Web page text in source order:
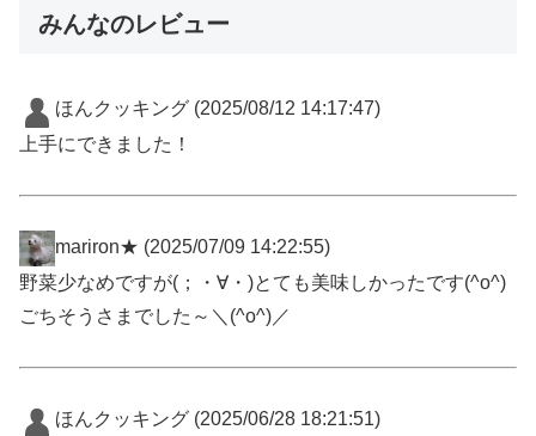
みんなのレビュー
ほんクッキング (2025/08/12 14:17:47)
上手にできました！
mariron★ (2025/07/09 14:22:55)
野菜少なめですが(；・∀・)とても美味しかったです(^o^)
ごちそうさまでした～＼(^o^)／
ほんクッキング (2025/06/28 18:21:51)